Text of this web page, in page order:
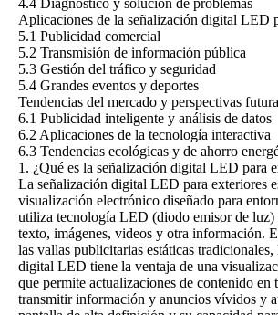
4.4 Diagnóstico y solución de problemas
Aplicaciones de la señalización digital LED
5.1 Publicidad comercial
5.2 Transmisión de información pública
5.3 Gestión del tráfico y seguridad
5.4 Grandes eventos y deportes
Tendencias del mercado y perspectivas
6.1 Publicidad inteligente y análisis de datos
6.2 Aplicaciones de la tecnología interactiva
6.3 Tendencias ecológicas y de ahorro
1. ¿Qué es la señalización digital LED para
La señalización digital LED para exteriores
visualización electrónico diseñado para
utiliza tecnología LED (diodo emisor de luz)
texto, imágenes, videos y otra información.
las vallas publicitarias estáticas tradicionales,
digital LED tiene la ventaja de una
que permite actualizaciones de contenido en
transmitir información y anuncios vívidos y